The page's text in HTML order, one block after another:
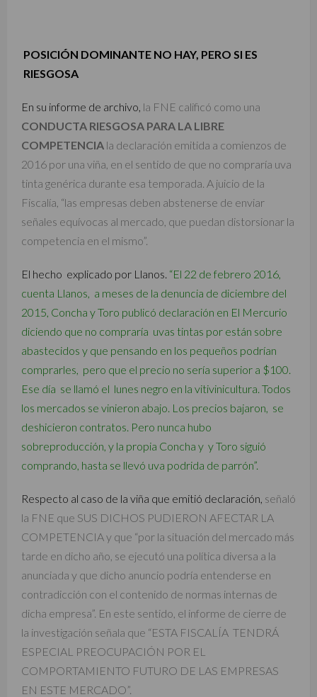
POSICIÓN DOMINANTE NO HAY, PERO SI ES
RIESGOSA
En su informe de archivo, la FNE calificó como una
CONDUCTA RIESGOSA PARA LA LIBRE
COMPETENCIA la declaración emitida a comienzos de
2016 por una viña, en el sentido de que no compraría uva
tinta genérica durante esa temporada. A juicio de la
Fiscalía, “las empresas deben abstenerse de enviar
señales equívocas al mercado, que puedan distorsionar la
competencia en el mismo”.
El hecho explicado por Llanos. “El 22 de febrero 2016,
cuenta Llanos, a meses de la denuncia de diciembre del
2015, Concha y Toro publicó declaración en El Mercurio
diciendo que no compraría uvas tintas por están sobre
abastecidos y que pensando en los pequeños podrían
comprarles, pero que el precio no sería superior a $100.
Ese día se llamó el lunes negro en la vitivinicultura. Todos
los mercados se vinieron abajo. Los precios bajaron, se
deshicieron contratos. Pero nunca hubo
sobreproducción, y la propia Concha y y Toro siguió
comprando, hasta se llevó uva podrida de parrón”.
Respecto al caso de la viña que emitió declaración, señaló
la FNE que SUS DICHOS PUDIERON AFECTAR LA
COMPETENCIA y que “por la situación del mercado más
tarde en dicho año, se ejecutó una política diversa a la
anunciada y que dicho anuncio podría entenderse en
contradicción con el contenido de normas internas de
dicha empresa”. En este sentido, el informe de cierre de
la investigación señala que “ESTA FISCALÍA TENDRÁ
ESPECIAL PREOCUPACIÓN POR EL
COMPORTAMIENTO FUTURO DE LAS EMPRESAS
EN ESTE MERCADO”.